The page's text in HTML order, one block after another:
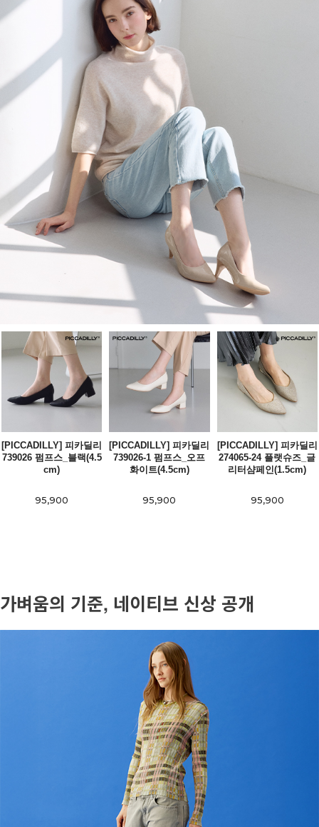
[PICCADILLY] 피카딜리
739026 펌프스_블랙(4.5
cm)
95,900
[PICCADILLY] 피카딜리
739026-1 펌프스_오프
화이트(4.5cm)
95,900
[PICCADILLY] 피카딜리
274065-24 플랫슈즈_글
리터샴페인(1.5cm)
95,900
가벼움의 기준, 네이티브 신상 공개